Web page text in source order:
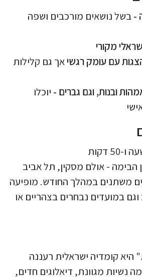
בשל נושאים מורכבים ושפה
מקורי
עם עומק רגשיאך גם קלילות
ובנות, וגם גברים - יוכלו
ו-50 דקות
הבימה - אולם מסקין, תל אביב
משתנים במהלך החודש. מופיעה
במועדים נבחרים בצהריים או
קומדיה ישראלית רעננה
נשיות מגוונת, דיאלוגים חדים,